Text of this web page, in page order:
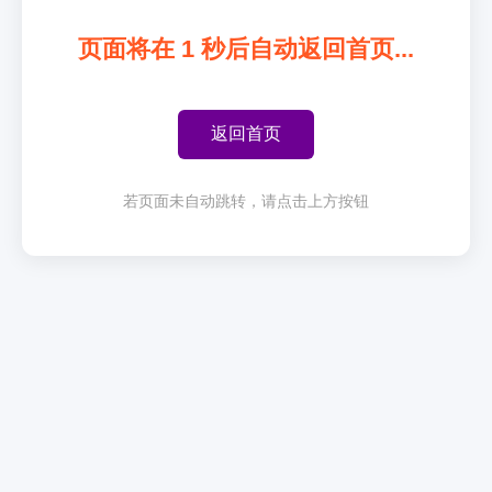
页面将在 1 秒后自动返回首页...
返回首页
若页面未自动跳转，请点击上方按钮